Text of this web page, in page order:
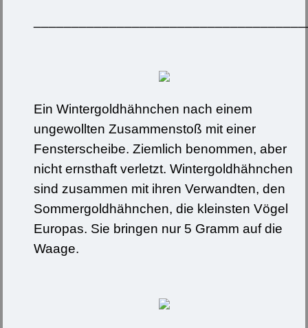
Ein Wintergoldhähnchen nach einem
ungewollten Zusammenstoß mit einer
Fensterscheibe. Ziemlich benommen, aber
nicht ernsthaft verletzt. Wintergoldhähnchen
sind zusammen mit ihren Verwandten, den
Sommergoldhähnchen, die kleinsten Vögel
Europas. Sie bringen nur 5 Gramm auf die
Waage.